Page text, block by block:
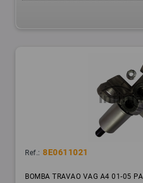
Ref.: 8E0611021
BOMBA TRAVAO VAG A4 01-05